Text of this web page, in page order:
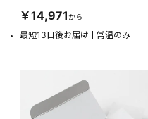
￥14,971から
最短13日後お届け 常温のみ